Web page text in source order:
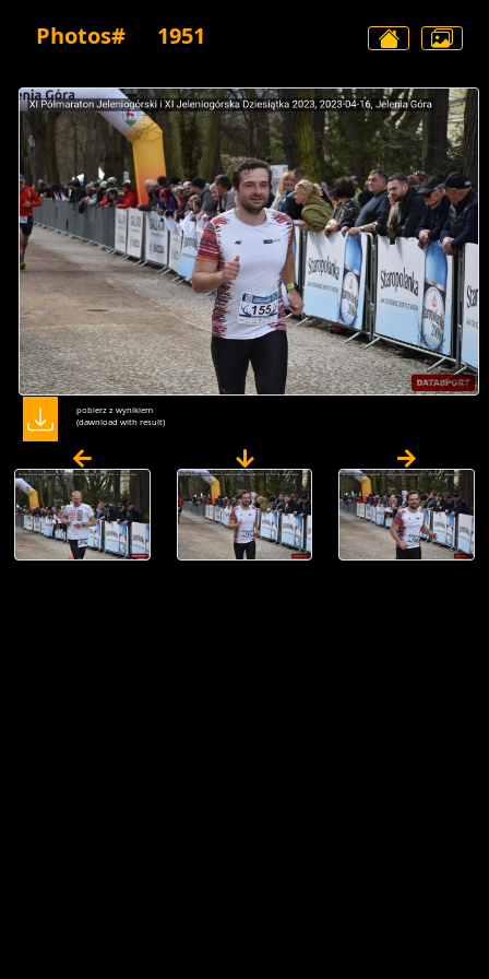
Photos# 1951
pobierz z wynikiem
(dawnload with result)